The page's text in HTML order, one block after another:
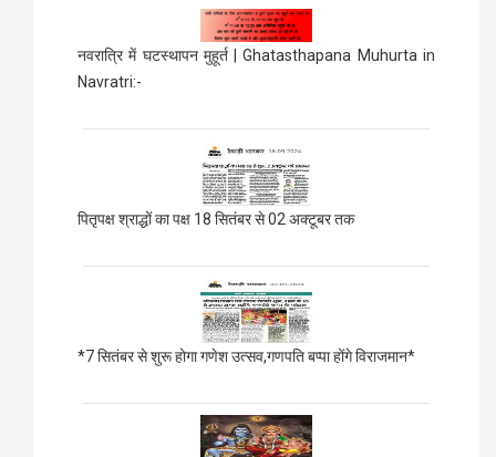
नवरात्रि में घटस्थापन मुहूर्त | Ghatasthapana Muhurta in
Navratri:-
पितृपक्ष श्राद्धों का पक्ष 18 सितंबर से 02 अक्टूबर तक
*7 सितंबर से शुरू होगा गणेश उत्सव,गणपति बप्पा होंगे विराजमान*